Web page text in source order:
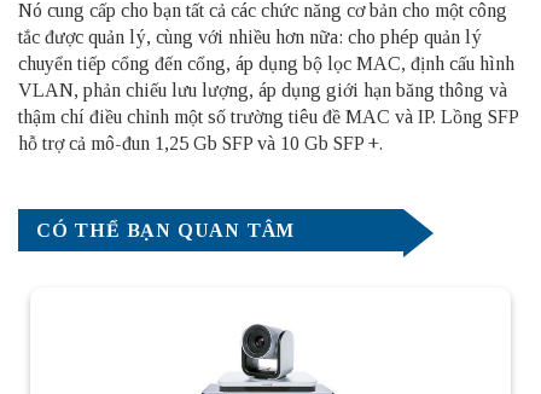
Nó cung cấp cho bạn tất cả các chức năng cơ bản cho một công
tắc được quản lý, cùng với nhiều hơn nữa: cho phép quản lý
chuyển tiếp cổng đến cổng, áp dụng bộ lọc MAC, định cấu hình
VLAN, phản chiếu lưu lượng, áp dụng giới hạn băng thông và
thậm chí điều chỉnh một số trường tiêu đề MAC và IP. Lồng SFP
hỗ trợ cả mô-đun 1,25 Gb SFP và 10 Gb SFP +.
CÓ THỂ BẠN QUAN TÂM